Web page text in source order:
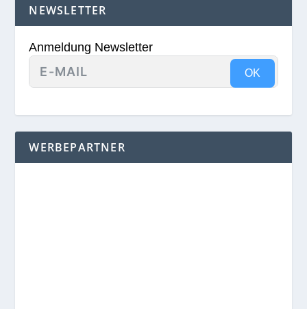
NEWSLETTER
Anmeldung Newsletter
OK
WERBEPARTNER